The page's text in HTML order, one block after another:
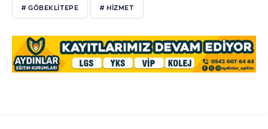
# GÖBEKLITEPE # HIZMET